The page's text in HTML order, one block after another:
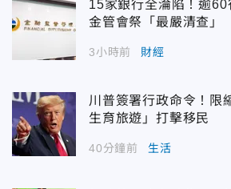
15家銀行全淪陷！逾
金管會祭「最嚴清查」
3小時前 財經
川普簽署行政命令！限
生育旅遊」打擊移民
40分鐘前 生活